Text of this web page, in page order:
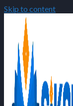
Skip to content